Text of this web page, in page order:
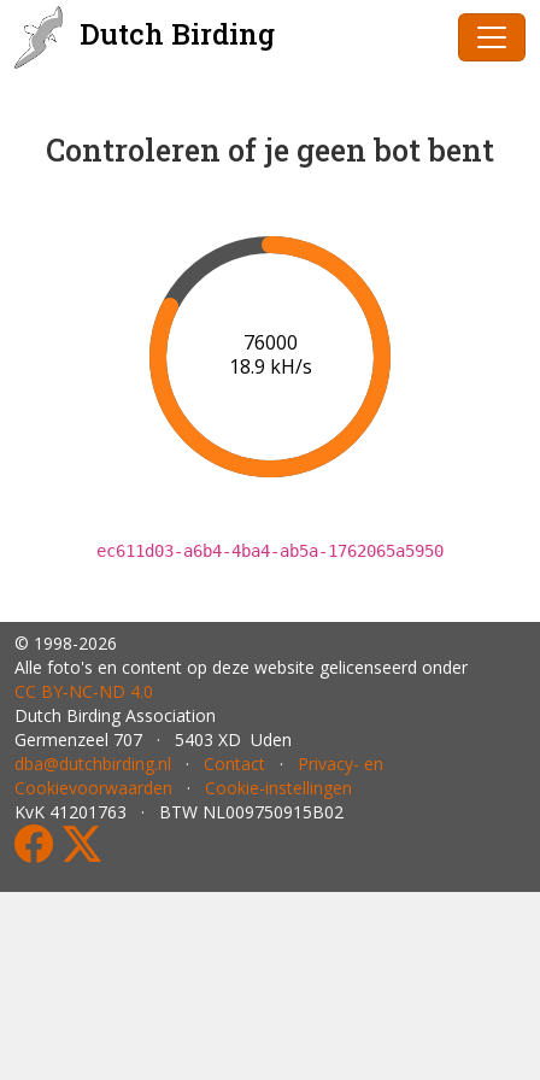
Dutch Birding
Controleren of je geen bot bent
79000
19.1 kH/s
ec611d03-a6b4-4ba4-ab5a-1762065a5950
© 1998-2026
Alle foto's en content op deze website gelicenseerd onder
CC BY‑NC‑ND 4.0
Dutch Birding Association
Germenzeel 707 · 5403 XD Uden
dba@dutchbirding.nl · Contact · Privacy- en
Cookievoorwaarden · Cookie-instellingen
KvK 41201763 · BTW NL009750915B02